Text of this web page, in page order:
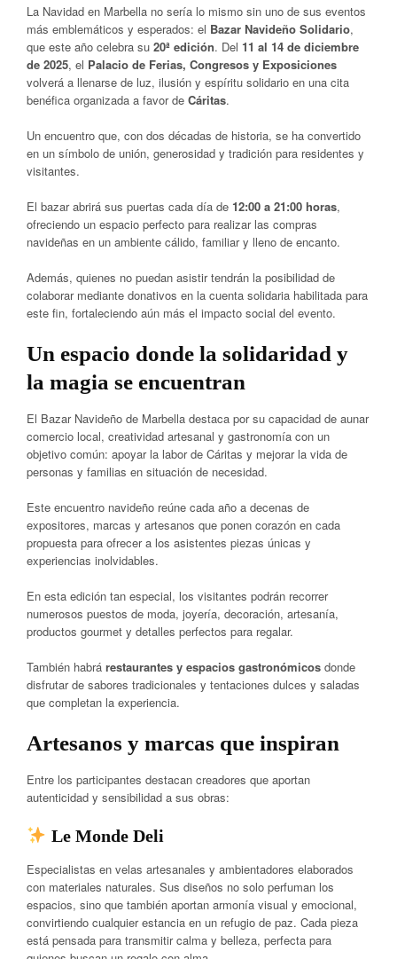
La Navidad en Marbella no sería lo mismo sin uno de sus eventos
más emblemáticos y esperados: el Bazar Navideño Solidario,
que este año celebra su 20ª edición. Del 11 al 14 de diciembre
de 2025, el Palacio de Ferias, Congresos y Exposiciones
volverá a llenarse de luz, ilusión y espíritu solidario en una cita
benéfica organizada a favor de Cáritas.
Un encuentro que, con dos décadas de historia, se ha convertido
en un símbolo de unión, generosidad y tradición para residentes y
visitantes.
El bazar abrirá sus puertas cada día de 12:00 a 21:00 horas,
ofreciendo un espacio perfecto para realizar las compras
navideñas en un ambiente cálido, familiar y lleno de encanto.
Además, quienes no puedan asistir tendrán la posibilidad de
colaborar mediante donativos en la cuenta solidaria habilitada para
este fin, fortaleciendo aún más el impacto social del evento.
Un espacio donde la solidaridad y
la magia se encuentran
El Bazar Navideño de Marbella destaca por su capacidad de aunar
comercio local, creatividad artesanal y gastronomía con un
objetivo común: apoyar la labor de Cáritas y mejorar la vida de
personas y familias en situación de necesidad.
Este encuentro navideño reúne cada año a decenas de
expositores, marcas y artesanos que ponen corazón en cada
propuesta para ofrecer a los asistentes piezas únicas y
experiencias inolvidables.
En esta edición tan especial, los visitantes podrán recorrer
numerosos puestos de moda, joyería, decoración, artesanía,
productos gourmet y detalles perfectos para regalar.
También habrá restaurantes y espacios gastronómicos donde
disfrutar de sabores tradicionales y tentaciones dulces y saladas
que completan la experiencia.
Artesanos y marcas que inspiran
Entre los participantes destacan creadores que aportan
autenticidad y sensibilidad a sus obras:
Le Monde Deli
Especialistas en velas artesanales y ambientadores elaborados
con materiales naturales. Sus diseños no solo perfuman los
espacios, sino que también aportan armonía visual y emocional,
convirtiendo cualquier estancia en un refugio de paz. Cada pieza
está pensada para transmitir calma y belleza, perfecta para